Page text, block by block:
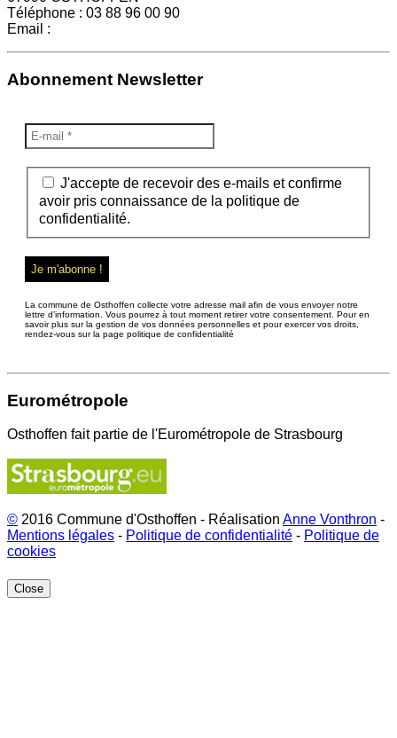
Téléphone : 03 88 96 00 90
Email :
Abonnement Newsletter
J'accepte de recevoir des e-mails et confirme
avoir pris connaissance de la politique de
confidentialité.
La commune de Osthoffen collecte votre adresse mail afin de vous envoyer notre
lettre d’information. Vous pourrez à tout moment retirer votre consentement. Pour en
savoir plus sur la gestion de vos données personnelles et pour exercer vos droits,
rendez-vous sur la page politique de confidentialité
Eurométropole
Osthoffen fait partie de l'Eurométropole de Strasbourg
© 2016 Commune d'Osthoffen - Réalisation Anne Vonthron -
Mentions légales - Politique de confidentialité - Politique de
cookies
Close